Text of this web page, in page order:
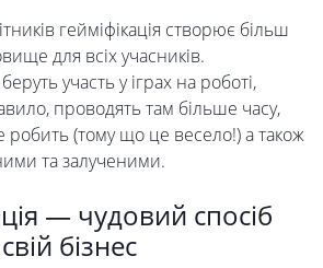
гейміфікація створює більш
для всіх учасників.
участь у іграх на роботі,
проводять там більше часу,
робить (тому що це весело!) а також
та залученими.
— чудовий спосіб
бізнес